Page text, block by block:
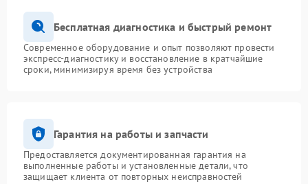
Бесплатная диагностика и быстрый ремонт
Современное оборудование и опыт позволяют провести
экспресс-диагностику и восстановление в кратчайшие
сроки, минимизируя время без устройства
Гарантия на работы и запчасти
Предоставляется документированная гарантия на
выполненные работы и установленные детали, что
защищает клиента от повторных неисправностей